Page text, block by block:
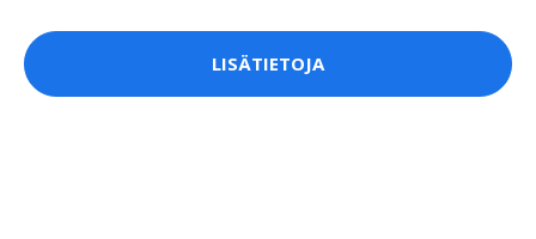
LISÄTIETOJA